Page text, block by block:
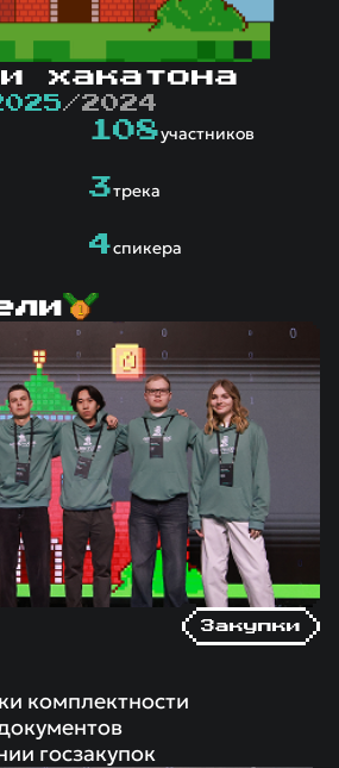
хакатона
/ 2024
108участников
3трека
4спикера
Закупки
комплектности
госзакупок